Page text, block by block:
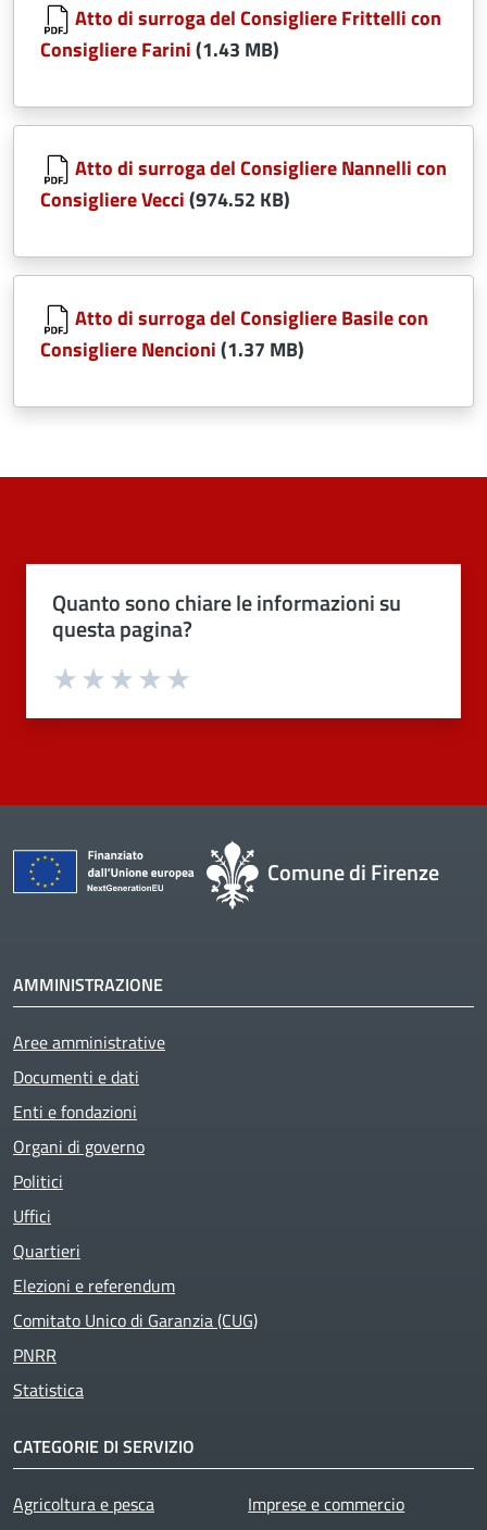
Atto di surroga del Consigliere Frittelli con
Consigliere Farini(1.43 MB)
Document
Atto di surroga del Consigliere Nannelli con
Consigliere Vecci(974.52 KB)
Document
Atto di surroga del Consigliere Basile con
Consigliere Nencioni(1.37 MB)
Quanto sono chiare le informazioni su
questa pagina?
Valuta 4 stelle su 5
Valuta 3 stelle su 5
Valuta 2 stelle su 5
Valuta 1 stelle su 5
Comune di Firenze
AMMINISTRAZIONE
Aree amministrative
Documenti e dati
Enti e fondazioni
Organi di governo
Politici
Uffici
Quartieri
Elezioni e referendum
Comitato Unico di Garanzia (CUG)
PNRR
Statistica
CATEGORIE DI SERVIZIO
Agricoltura e pesca
Imprese e commercio